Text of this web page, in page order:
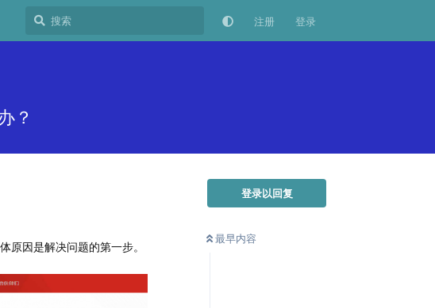
注册 登录
？
登录以回复
最早内容
因是解决问题的第一步。